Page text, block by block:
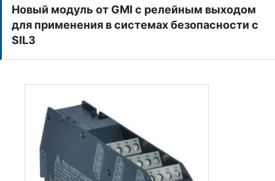
Новый модуль от GMI с релейным выходом
для применения в системах безопасности с
SIL3